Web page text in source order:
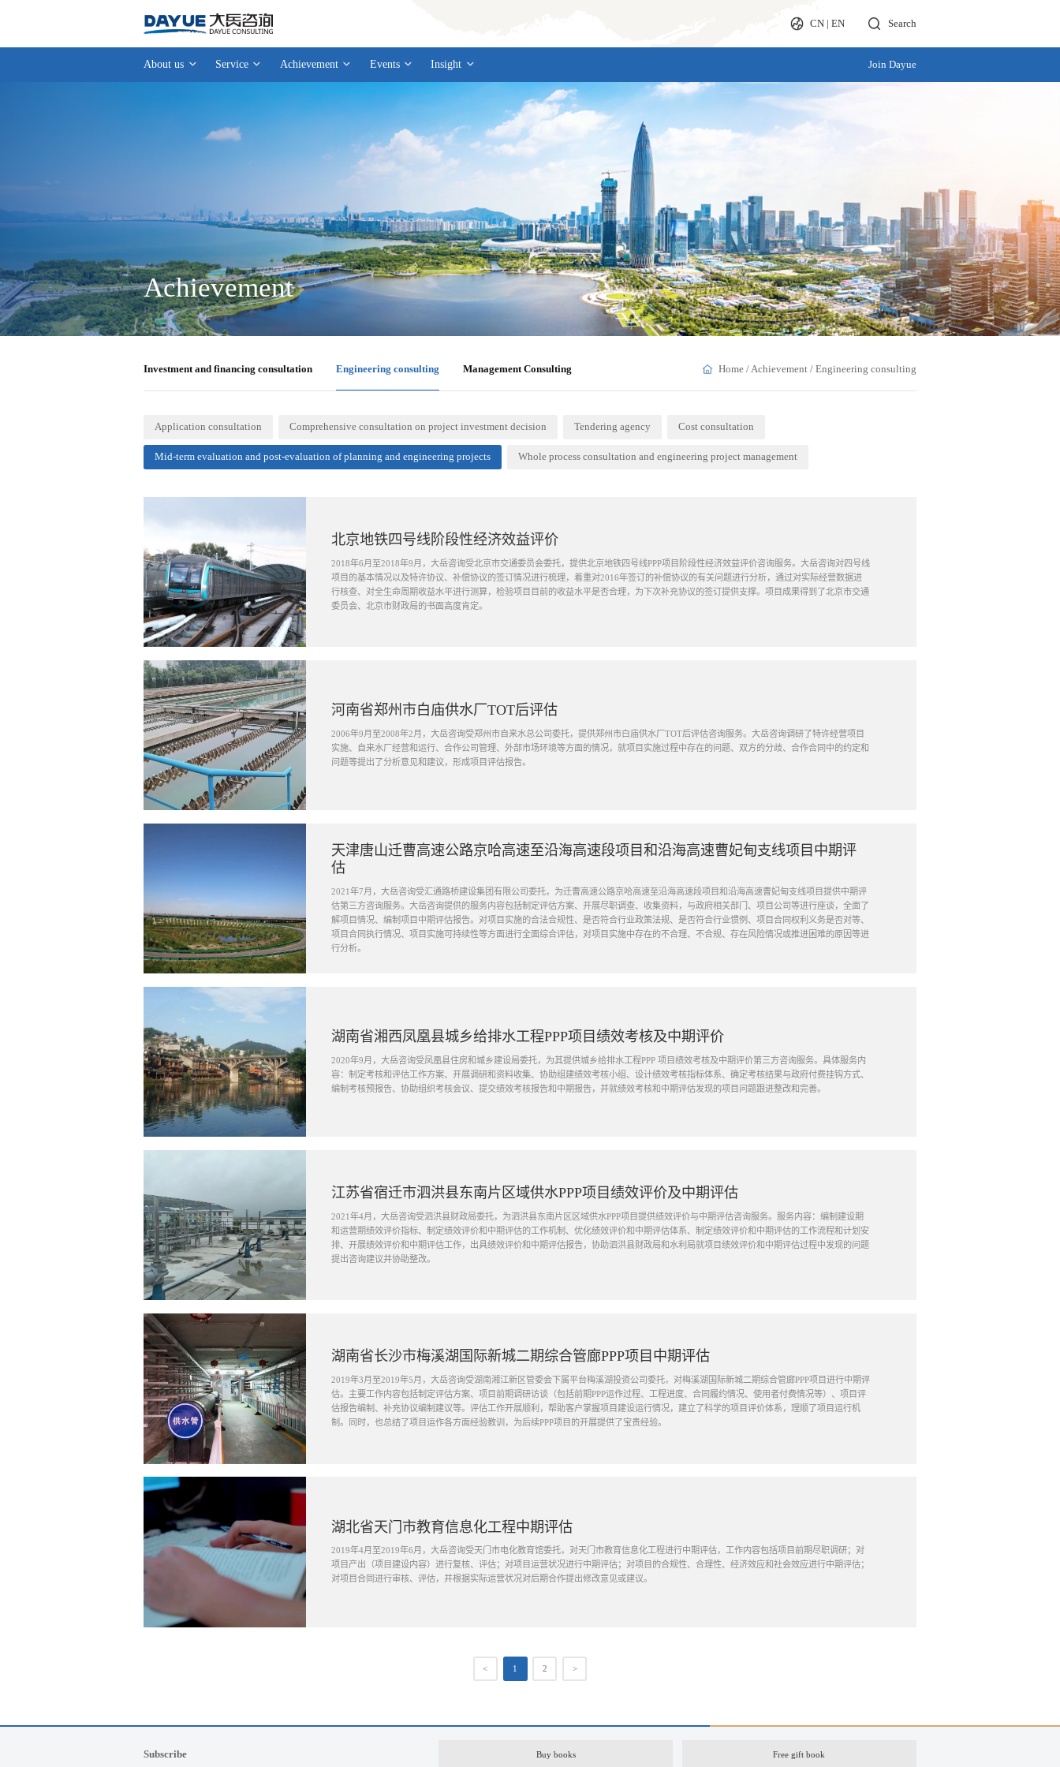
CN| EN Search
About us Service Achievement Events Insight Join Dayue
Achievement
Investment and financing consultation Engineering consulting Management Consulting Home/Achievement/ Engineering consulting
Application consultation Comprehensive consultation on project investment decision Tendering agency Cost consultation
Mid-term evaluation and post-evaluation of planning and engineering projects Whole process consultation and engineering project management
北京地铁四号线阶段性经济效益评价
2018年6月至2018年9月，大岳咨询受北京市交通委员会委托，提供北京地铁四号线PPP项目阶段性经济效益评价咨询服务。大岳咨询对四号线
项目的基本情况以及特许协议、补偿协议的签订情况进行梳理，着重对2016年签订的补偿协议的有关问题进行分析，通过对实际经营数据进
行核查、对全生命周期收益水平进行测算，检验项目目前的收益水平是否合理，为下次补充协议的签订提供支撑。项目成果得到了北京市交通
委员会、北京市财政局的书面高度肯定。
河南省郑州市白庙供水厂TOT后评估
2006年9月至2008年2月，大岳咨询受郑州市自来水总公司委托，提供郑州市白庙供水厂TOT后评估咨询服务。大岳咨询调研了特许经营项目
实施、自来水厂经营和运行、合作公司管理、外部市场环境等方面的情况，就项目实施过程中存在的问题、双方的分歧、合作合同中的约定和
问题等提出了分析意见和建议，形成项目评估报告。
天津唐山迁曹高速公路京哈高速至沿海高速段项目和沿海高速曹妃甸支线项目中期评
估
2021年7月，大岳咨询受汇通路桥建设集团有限公司委托，为迁曹高速公路京哈高速至沿海高速段项目和沿海高速曹妃甸支线项目提供中期评
估第三方咨询服务。大岳咨询提供的服务内容包括制定评估方案、开展尽职调查、收集资料，与政府相关部门、项目公司等进行座谈，全面了
解项目情况、编制项目中期评估报告。对项目实施的合法合规性、是否符合行业政策法规、是否符合行业惯例、项目合同权利义务是否对等、
项目合同执行情况、项目实施可持续性等方面进行全面综合评估，对项目实施中存在的不合理、不合规、存在风险情况或推进困难的原因等进
行分析。
湖南省湘西凤凰县城乡给排水工程PPP项目绩效考核及中期评价
2020年9月，大岳咨询受凤凰县住房和城乡建设局委托，为其提供城乡给排水工程PPP 项目绩效考核及中期评价第三方咨询服务。具体服务内
容：制定考核和评估工作方案、开展调研和资料收集、协助组建绩效考核小组、设计绩效考核指标体系、确定考核结果与政府付费挂钩方式、
编制考核预报告、协助组织考核会议、提交绩效考核报告和中期报告，并就绩效考核和中期评估发现的项目问题跟进整改和完善。
江苏省宿迁市泗洪县东南片区域供水PPP项目绩效评价及中期评估
2021年4月，大岳咨询受泗洪县财政局委托，为泗洪县东南片区区域供水PPP项目提供绩效评价与中期评估咨询服务。服务内容：编制建设期
和运营期绩效评价指标、制定绩效评价和中期评估的工作机制、优化绩效评价和中期评估体系、制定绩效评价和中期评估的工作流程和计划安
排、开展绩效评价和中期评估工作，出具绩效评价和中期评估报告，协助泗洪县财政局和水利局就项目绩效评价和中期评估过程中发现的问题
提出咨询建议并协助整改。
湖南省长沙市梅溪湖国际新城二期综合管廊PPP项目中期评估
2019年3月至2019年5月，大岳咨询受湖南湘江新区管委会下属平台梅溪湖投资公司委托，对梅溪湖国际新城二期综合管廊PPP项目进行中期评
估。主要工作内容包括制定评估方案、项目前期调研访谈（包括前期PPP运作过程、工程进度、合同履约情况、使用者付费情况等）、项目评
估报告编制、补充协议编制建议等。评估工作开展顺利，帮助客户掌握项目建设运行情况，建立了科学的项目评价体系，理顺了项目运行机
制。同时，也总结了项目运作各方面经验教训，为后续PPP项目的开展提供了宝贵经验。
湖北省天门市教育信息化工程中期评估
2019年4月至2019年6月，大岳咨询受天门市电化教育馆委托，对天门市教育信息化工程进行中期评估，工作内容包括项目前期尽职调研；对
项目产出（项目建设内容）进行复核、评估；对项目运营状况进行中期评估；对项目的合规性、合理性、经济效应和社会效应进行中期评估；
对项目合同进行审核、评估，并根据实际运营状况对后期合作提出修改意见或建议。
< 1 2 >
Subscribe Buy books Free gift book